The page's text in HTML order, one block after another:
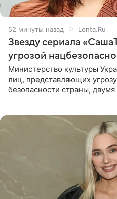
52 минуты назад Lenta.Ru
Звезду сериала
угрозой
Министерство культуры
лиц, представляющих
безопасности страны,